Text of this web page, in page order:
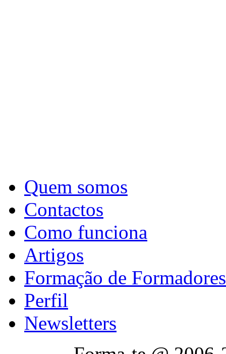
Quem somos
Contactos
Como funciona
Artigos
Formação de Formadores
Perfil
Newsletters